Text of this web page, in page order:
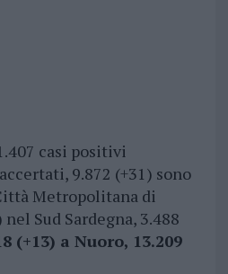
casi positivi
9.872 (+31) sono
Metropolitana di
Sud Sardegna, 3.488
(+13) a Nuoro, 13.209